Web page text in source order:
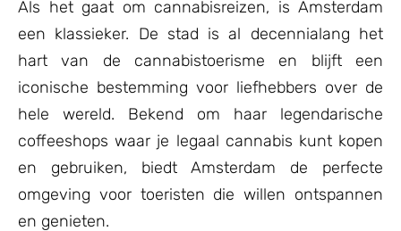
Als het gaat om cannabisreizen, is Amsterdam
een klassieker. De stad is al decennialang het
hart van de cannabistoerisme en blijft een
iconische bestemming voor liefhebbers over de
hele wereld. Bekend om haar legendarische
coffeeshops waar je legaal cannabis kunt kopen
en gebruiken, biedt Amsterdam de perfecte
omgeving voor toeristen die willen ontspannen
en genieten.